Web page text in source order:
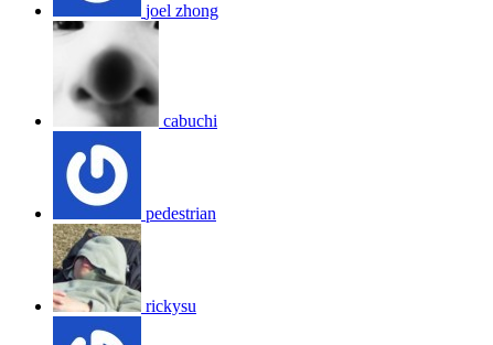
joel zhong
cabuchi
pedestrian
rickysu